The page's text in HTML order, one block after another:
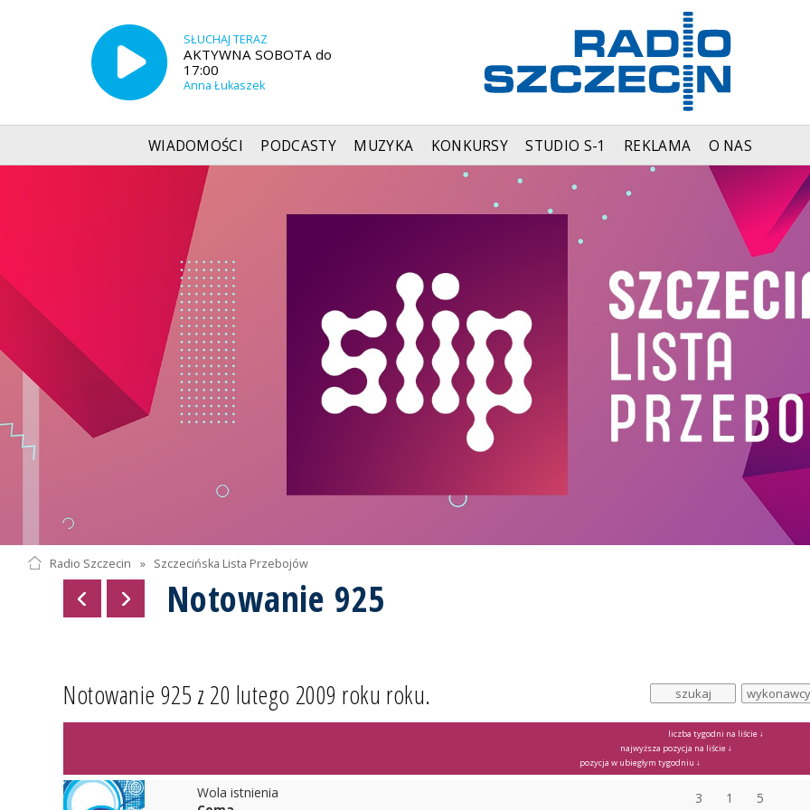
SŁUCHAJ TERAZ
AKTYWNA SOBOTA do
17:00
Anna Łukaszek
WIADOMOŚCI PODCASTY MUZYKA KONKURSY STUDIO S-1 REKLAMA O NAS
Radio Szczecin » Szczecińska Lista Przebojów
Notowanie 925
Notowanie 925 z 20 lutego 2009 roku roku.
liczba tygodni na liście ↓
najwyższa pozycja na liście ↓
pozycja w ubiegłym tygodniu ↓
3 1 5
Wola istnienia